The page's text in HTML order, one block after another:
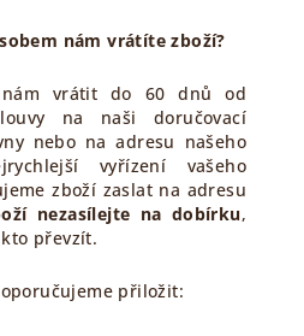
nám vrátíte zboží?
vrátit do 60 dnů od
na naši doručovací
nebo na adresu našeho
vyřízení vašeho
zboží zaslat na adresu
nezasílejte na dobírku,
převzít.
přiložit: